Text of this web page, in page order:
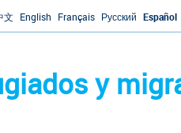
文 English Français Русский Español
y